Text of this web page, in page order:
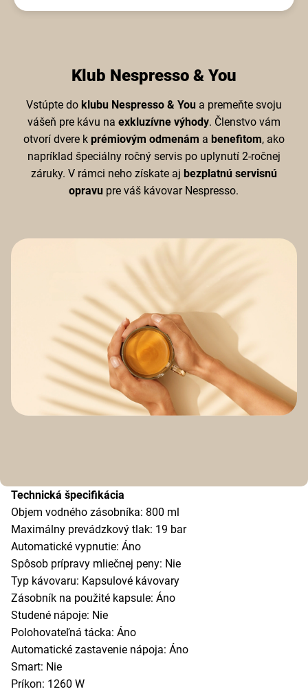
Klub Nespresso & You
Vstúpte do klubu Nespresso & Youa premeňte svoju
vášeň pre kávu na exkluzívne výhody. Členstvo vám
otvorí dvere k prémiovým odmenám a benefitom, ako
napríklad špeciálny ročný servis po uplynutí 2-ročnej
záruky. V rámci neho získate aj bezplatnú servisnú
opravu pre váš kávovar Nespresso.
Technická špecifikácia
Objem vodného zásobníka: 800 ml
Maximálny prevádzkový tlak: 19 bar
Automatické vypnutie: Áno
Spôsob prípravy mliečnej peny: Nie
Typ kávovaru: Kapsulové kávovary
Zásobník na použité kapsule: Áno
Studené nápoje: Nie
Polohovateľná tácka: Áno
Automatické zastavenie nápoja: Áno
Smart: Nie
Príkon: 1260 W